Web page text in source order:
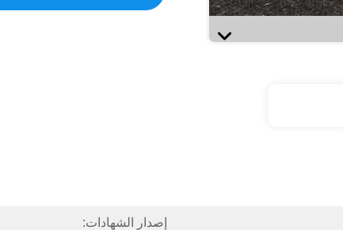
إصدار الشهادات: